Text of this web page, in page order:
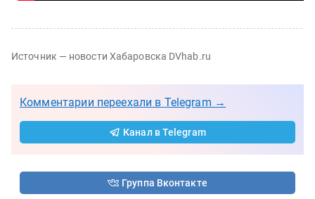
Источник — новости Хабаровска DVhab.ru
Комментарии переехали в Telegram →
Канал в Telegram
Группа Вконтакте